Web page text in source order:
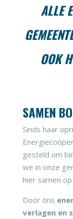
ALLE
OOK
SAMEN
Sinds haar
gesteld om
we in onze
hier samen
Door ons
verlagen en